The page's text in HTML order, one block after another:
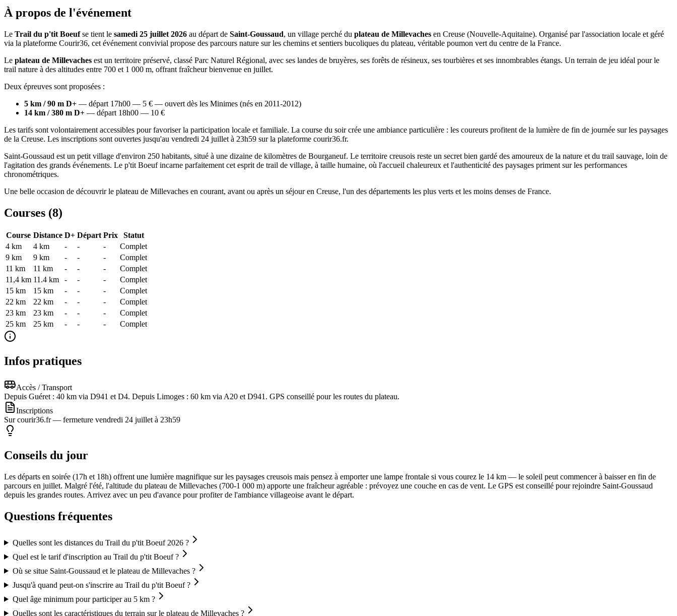
À propos de l'événement
Le Trail du p'tit Boeufse tient le samedi 25 juillet 2026 au départ de Saint-Goussaud, un village perché du plateau de Millevaches en Creuse (Nouvelle-Aquitaine). Organisé par l'association locale et géré
via la plateforme Courir36, cet événement convivial propose des parcours nature sur les chemins et sentiers bucoliques du plateau, véritable poumon vert du centre de la France.
Le plateau de Millevaches est un territoire préservé, classé Parc Naturel Régional, avec ses landes de bruyères, ses forêts de résineux, ses tourbières et ses innombrables étangs. Un terrain de jeu idéal pour le
trail nature à des altitudes entre 700 et 1 000 m, offrant fraîcheur bienvenue en juillet.
Deux épreuves sont proposées :
5 km / 90 m D+ — départ 17h00 — 5 € — ouvert dès les Minimes (nés en 2011-2012)
14 km / 380 m D+ — départ 18h00 — 10 €
Les tarifs sont volontairement accessibles pour favoriser la participation locale et familiale. La course du soir crée une ambiance particulière : les coureurs profitent de la lumière de fin de journée sur les paysages
de la Creuse. Les inscriptions sont ouvertes jusqu'au vendredi 24 juillet à 23h59 sur la plateforme courir36.fr.
Saint-Goussaud est un petit village d'environ 250 habitants, situé à une dizaine de kilomètres de Bourganeuf. Le territoire creusois reste un secret bien gardé des amoureux de la nature et du trail sauvage, loin de
l'agitation des grands événements. Le p'tit Boeuf incarne parfaitement cet esprit de trail de village, à taille humaine, où l'accueil chaleureux et l'authenticité des paysages priment sur les performances
chronométriques.
Une belle occasion de découvrir le plateau de Millevaches en courant, avant ou après un séjour en Creuse, l'un des départements les plus verts et les moins denses de France.
Courses (8)
Course Distance D+ Départ Prix
Statut
4 km
4 km - - -
Complet
9 km
9 km - - -
Complet
11 km
11 km - - -
Complet
11,4 km 11.4 km - - -
Complet
15 km
15 km - - -
Complet
22 km
22 km - - -
Complet
23 km
23 km - - -
Complet
25 km
25 km - - - Complet
Infos pratiques
Accès / Transport
Depuis Guéret : 40 km via D941 et D4. Depuis Limoges : 60 km via A20 et D941. GPS conseillé pour les routes du plateau.
Inscriptions
Sur courir36.fr — fermeture vendredi 24 juillet à 23h59
Conseils du jour
Les départs en soirée (17h et 18h) offrent une lumière magnifique sur les paysages creusois mais pensez à emporter une lampe frontale si vous courez le 14 km — le soleil peut commencer à baisser en fin de
parcours en juillet. Malgré l'été, l'altitude du plateau de Millevaches (700-1 000 m) apporte une fraîcheur agréable : prévoyez une couche en cas de vent. Le GPS est conseillé pour rejoindre Saint-Goussaud
depuis les grandes routes. Arrivez avec un peu d'avance pour profiter de l'ambiance villageoise avant le départ.
Questions fréquentes
Quelles sont les distances du Trail du p'tit Boeuf 2026 ?
Quel est le tarif d'inscription au Trail du p'tit Boeuf ?
Où se situe Saint-Goussaud et le plateau de Millevaches ?
Jusqu'à quand peut-on s'inscrire au Trail du p'tit Boeuf ?
Quel âge minimum pour participer au 5 km ?
Quelles sont les caractéristiques du terrain sur le plateau de Millevaches ?